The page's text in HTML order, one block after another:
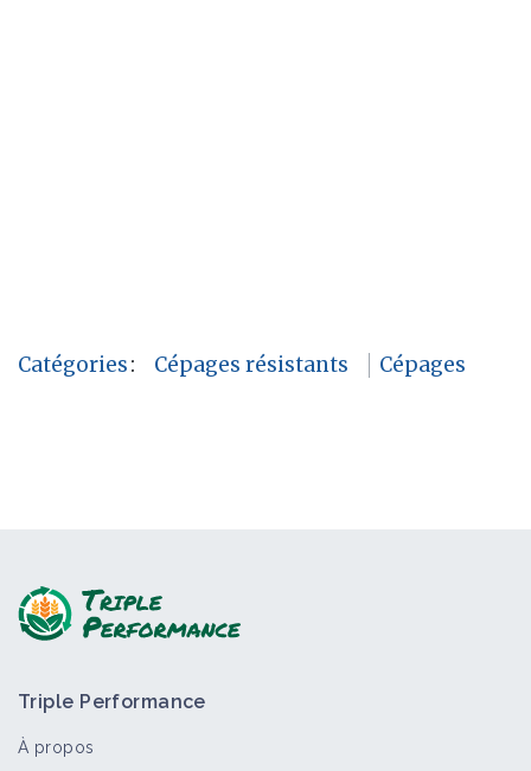
Catégories: Cépages résistants Cépages
Triple Performance
À propos